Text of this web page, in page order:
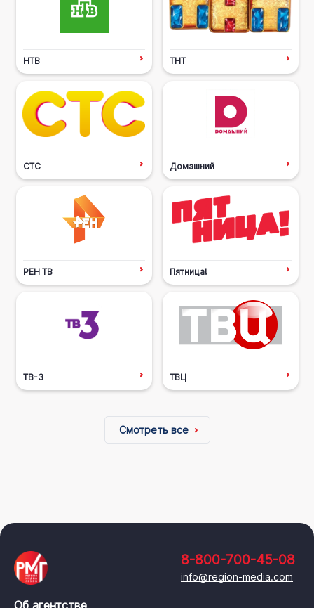
НТВ ТНТ
СТС Домашний
РЕН ТВ Пятница!
ТВ-3 ТВЦ
Смотреть все
8-800-700-45-08
info@region-media.com
Об агентстве